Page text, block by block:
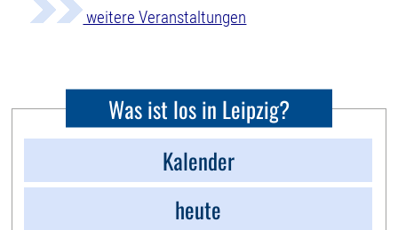
weitere Veranstaltungen
Was ist los in Leipzig?
Kalender
heute